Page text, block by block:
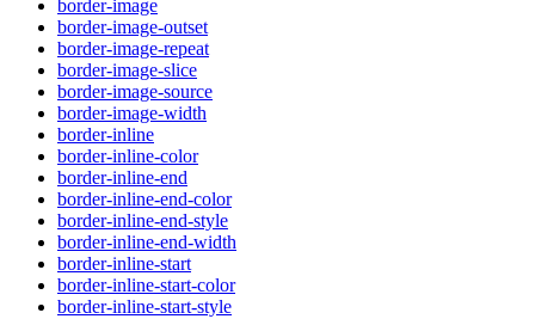
border-image
border-image-outset
border-image-repeat
border-image-slice
border-image-source
border-image-width
border-inline
border-inline-color
border-inline-end
border-inline-end-color
border-inline-end-style
border-inline-end-width
border-inline-start
border-inline-start-color
border-inline-start-style